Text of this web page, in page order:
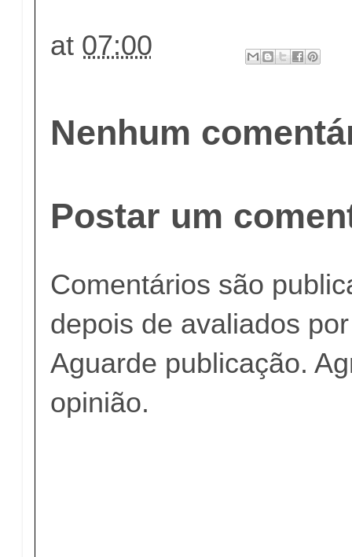
at 07:00
Nenhum
Postar um
Comentários são
depois de avaliados
Aguarde publicação.
opinião.